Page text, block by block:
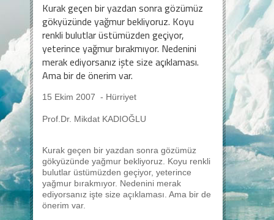
Kurak geçen bir yazdan sonra gözümüz
gökyüzünde yağmur bekliyoruz. Koyu
renkli bulutlar üstümüzden geçiyor,
yeterince yağmur bırakmıyor. Nedenini
merak ediyorsanız işte size açıklaması.
Ama bir de önerim var.
15 Ekim 2007 - Hürriyet
Prof.Dr. Mikdat KADIOĞLU
Kurak geçen bir yazdan sonra gözümüz
gökyüzünde yağmur bekliyoruz. Koyu renkli
bulutlar üstümüzden geçiyor, yeterince
yağmur bırakmıyor. Nedenini merak
ediyorsanız işte size açıklaması. Ama bir de
önerim var.